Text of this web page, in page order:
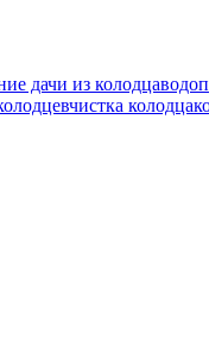
дачи из колодца
чистка колодца